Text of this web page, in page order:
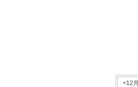
<12月